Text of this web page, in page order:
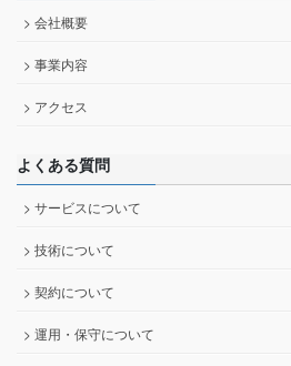
> 会社概要
> 事業内容
> アクセス
よくある質問
> サービスについて
> 技術について
> 契約について
> 運用・保守について